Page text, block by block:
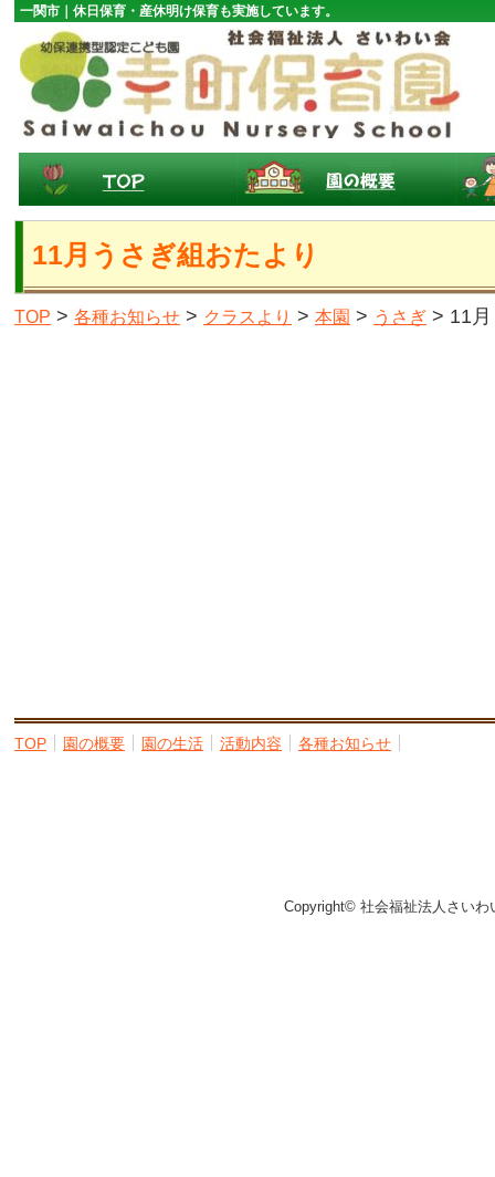
一関市｜休日保育・産休明け保育も実施しています。
11月うさぎ組おたより
TOP > 各種お知らせ > クラスより > 本園 > うさぎ > 11
TOP 園の概要 園の生活 活動内容 各種お知らせ
Copyright© 社会福祉法人さい